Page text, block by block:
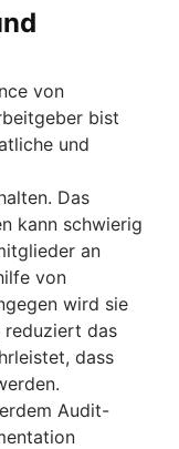
von
bist
und
Das
kann schwierig
an
von
wird sie
reduziert das
dass
Audit-